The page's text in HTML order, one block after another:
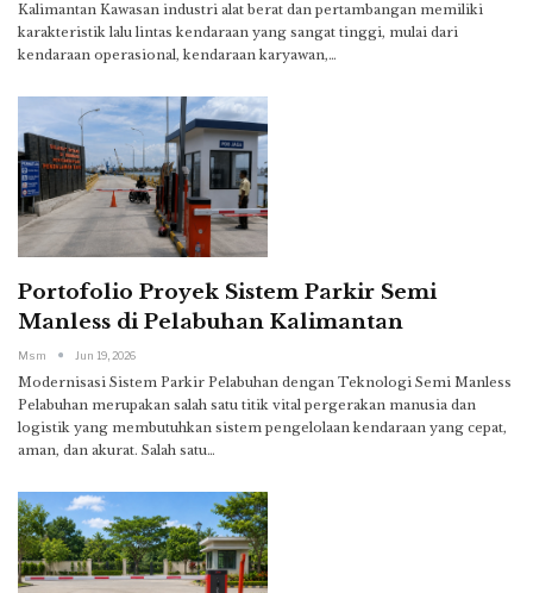
Kalimantan Kawasan industri alat berat dan pertambangan memiliki
karakteristik lalu lintas kendaraan yang sangat tinggi, mulai dari
kendaraan operasional, kendaraan karyawan,…
Portofolio Proyek Sistem Parkir Semi
Manless di Pelabuhan Kalimantan
Msm Jun 19, 2026
Modernisasi Sistem Parkir Pelabuhan dengan Teknologi Semi Manless
Pelabuhan merupakan salah satu titik vital pergerakan manusia dan
logistik yang membutuhkan sistem pengelolaan kendaraan yang cepat,
aman, dan akurat. Salah satu…